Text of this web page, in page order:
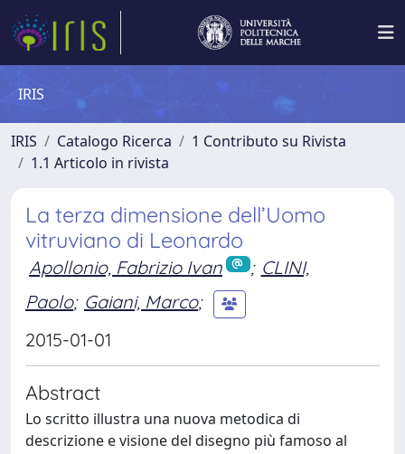
IRIS
IRIS Catalogo Ricerca
1 Contributo su Rivista
1.1 Articolo in rivista
La terza dimensione dell’Uomo
vitruviano di Leonardo
Apollonio, Fabrizio Ivan ; CLINI,
Paolo; Gaiani, Marco;
2015-01-01
Abstract
Lo scritto illustra una nuova metodica di
descrizione e visione del disegno più famoso al